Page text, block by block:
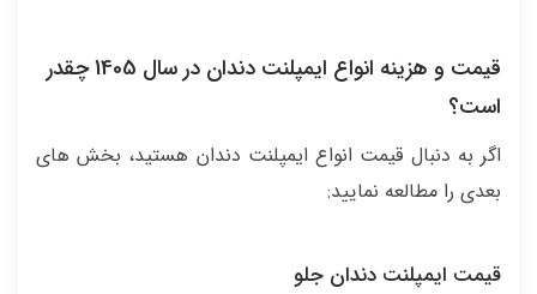
قیمت و هزینه انواع ایمپلنت دندان در سال 1405 چقدر
است؟
اگر به دنبال قیمت انواع ایمپلنت دندان هستید، بخش های
بعدی را مطالعه نمایید:
قیمت ایمپلنت دندان جلو